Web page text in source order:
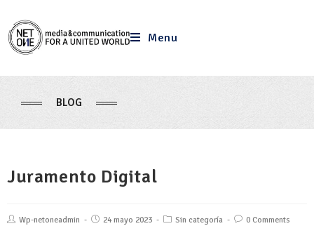
Menu
BLOG
Juramento Digital
Wp-netoneadmin 24 mayo 2023 Sin categoría 0 Comments